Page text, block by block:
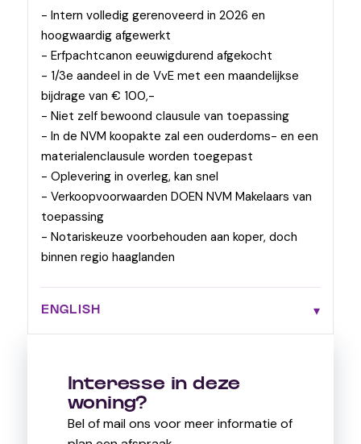
- Intern volledig gerenoveerd in 2026 en
hoogwaardig afgewerkt
- Erfpachtcanon eeuwigdurend afgekocht
- 1/3e aandeel in de VvE met een maandelijkse
bijdrage van € 100,-
- Niet zelf bewoond clausule van toepassing
- In de NVM koopakte zal een ouderdoms- en een
materialenclausule worden toegepast
- Oplevering in overleg, kan snel
- Verkoopvoorwaarden DOEN NVM Makelaars van
toepassing
- Notariskeuze voorbehouden aan koper, doch
binnen regio haaglanden
ENGLISH
Interesse in deze
woning?
Bel of mail ons voor meer informatie of